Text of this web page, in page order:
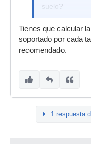
suelo?
Tienes que calcular
soportado por cada
recomendado.
1 respuesta